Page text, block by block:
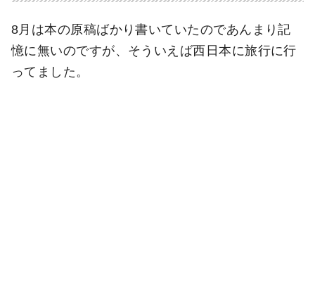
8月は本の原稿ばかり書いていたのであんまり記
憶に無いのですが、そういえば西日本に旅行に行
ってました。